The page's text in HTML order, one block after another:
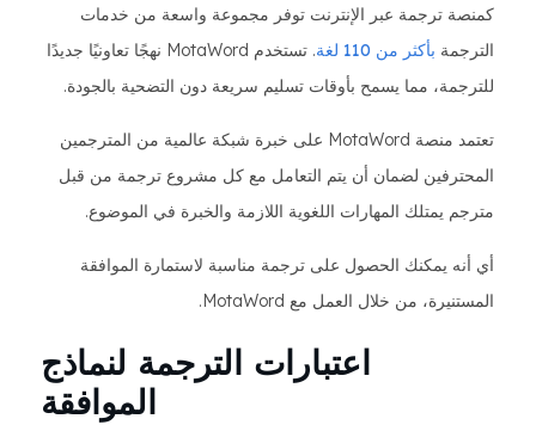
كمنصة ترجمة عبر الإنترنت توفر مجموعة واسعة من خدمات
الترجمة بأكثر من 110 لغة
. تستخدم MotaWord نهجًا تعاونيًا جديدًا
للترجمة، مما يسمح بأوقات تسليم سريعة دون التضحية بالجودة.
تعتمد منصة MotaWord على خبرة شبكة عالمية من المترجمين
المحترفين لضمان أن يتم التعامل مع كل مشروع ترجمة من قبل
مترجم يمتلك المهارات اللغوية اللازمة والخبرة في الموضوع.
أي أنه يمكنك الحصول على ترجمة مناسبة لاستمارة الموافقة
المستنيرة، من خلال العمل مع MotaWord.
اعتبارات الترجمة لنماذج
الموافقة